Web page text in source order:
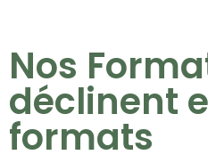
Nos
déclinent
formats